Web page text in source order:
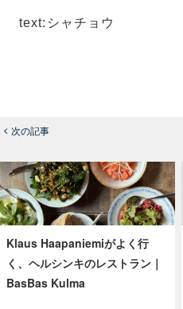
text:シャチョウ
次の記事
Klaus Haapaniemiがよく行
く、ヘルシンキのレストラン｜
BasBas Kulma